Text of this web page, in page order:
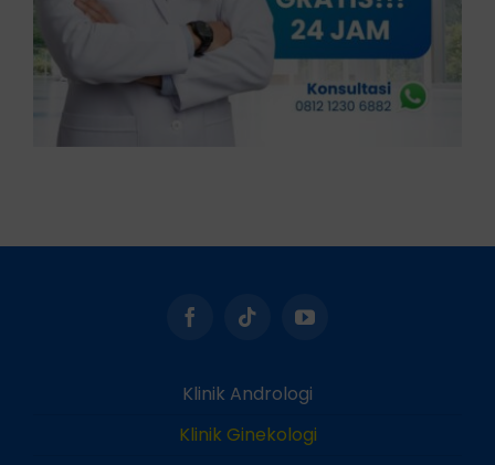
Klinik Andrologi
Klinik Ginekologi